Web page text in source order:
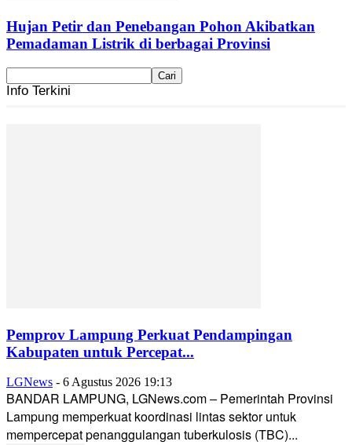
Hujan Petir dan Penebangan Pohon Akibatkan
Pemadaman Listrik di berbagai Provinsi
Info Terkini
Pemprov Lampung Perkuat Pendampingan
Kabupaten untuk Percepat...
LGNews - 6 Agustus 2026 19:13
BANDAR LAMPUNG, LGNews.com – Pemerintah Provinsi
Lampung memperkuat koordinasi lintas sektor untuk
mempercepat penanggulangan tuberkulosis (TBC)...